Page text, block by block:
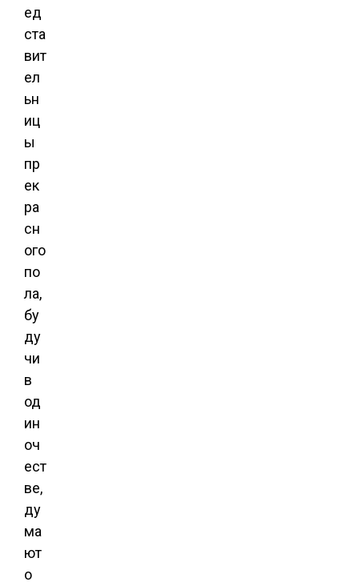
ед
ста
вит
ел
ьн
иц
ы
пр
ек
ра
сн
ого
по
ла,
бу
ду
чи
в
од
ин
оч
ест
ве,
ду
ма
ют
о